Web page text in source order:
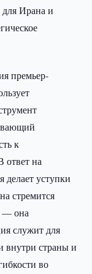
Ирана и
премьер-
к
ответ на
уступки
стремится
— она
служит для
внутри страны и
во